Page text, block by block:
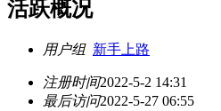
活跃概况
用户组 新手上路
注册时间2022-5-2 14:31
最后访问2022-5-27 06:55